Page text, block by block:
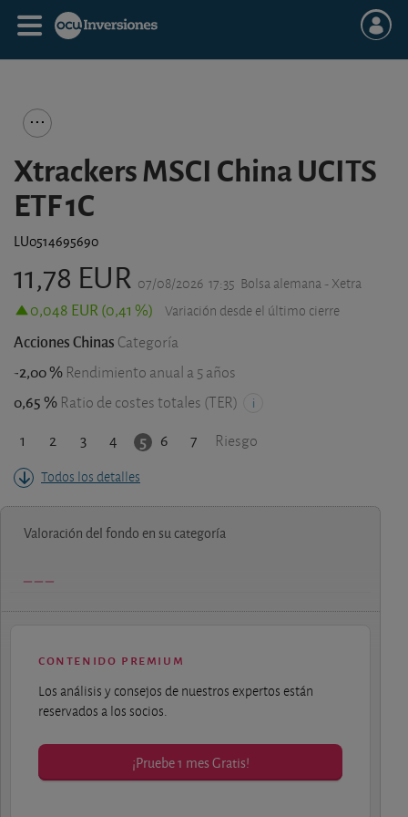
Xtrackers MSCI China UCITS
ETF 1C
LU0514695690
11,78 EUR 07/08/2026 17:35 Bolsa alemana - Xetra
0,048 EUR (0,41 %) Variación desde el último cierre
Acciones Chinas Categoría
-2,00 % Rendimiento anual a 5 años
0,65 % Ratio de costes totales (TER)
1 2 3 4 5 6 7 Riesgo
Todos los detalles
Valoración del fondo en su categoría
contenido premium
Los análisis y consejos de nuestros expertos están
reservados a los socios.
¡Pruebe 1 mes Gratis!